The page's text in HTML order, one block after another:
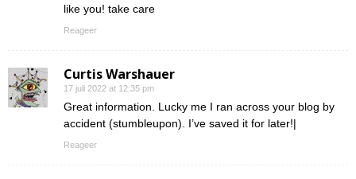
like you! take care
Reageer
Curtis Warshauer
17 juli 2022 at 12:35 pm
Great information. Lucky me I ran across your blog by
accident (stumbleupon). I’ve saved it for later!|
Reageer